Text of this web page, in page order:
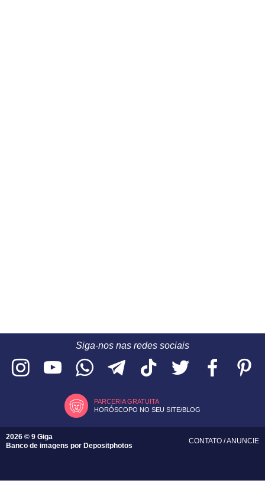
Siga-nos nas redes sociais
PARCERIA GRATUITA
HORÓSCOPO NO SEU SITE/BLOG
2026 © 9 Giga
Banco de imagens por Depositphotos
CONTATO /ANUNCIE